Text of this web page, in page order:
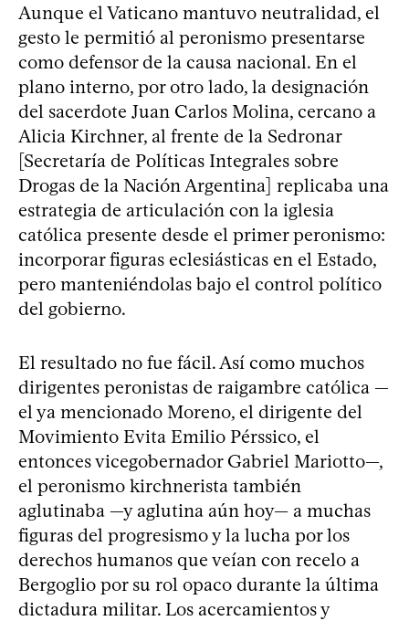
Aunque el Vaticano mantuvo neutralidad, el
gesto le permitió al peronismo presentarse
como defensor de la causa nacional. En el
plano interno, por otro lado, la designación
del sacerdote Juan Carlos Molina, cercano a
Alicia Kirchner, al frente de la Sedronar
[Secretaría de Políticas Integrales sobre
Drogas de la Nación Argentina] replicaba una
estrategia de articulación con la iglesia
católica presente desde el primer peronismo:
incorporar figuras eclesiásticas en el Estado,
pero manteniéndolas bajo el control político
del gobierno.
El resultado no fue fácil. Así como muchos
dirigentes peronistas de raigambre católica —
el ya mencionado Moreno, el dirigente del
Movimiento Evita Emilio Pérssico, el
entonces vicegobernador Gabriel Mariotto—,
el peronismo kirchnerista también
aglutinaba —y aglutina aún hoy— a muchas
figuras del progresismo y la lucha por los
derechos humanos que veían con recelo a
Bergoglio por su rol opaco durante la última
dictadura militar. Los acercamientos y